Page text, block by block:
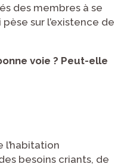
des membres à se
sur l’existence de
voie ? Peut-elle
l’habitation
besoins criants, de